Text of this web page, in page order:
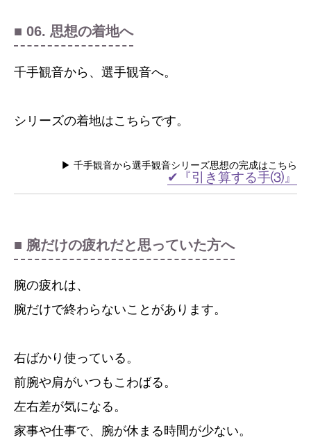
■ 06. 思想の着地へ
千手観音から、選手観音へ。
シリーズの着地はこちらです。
▶ 千手観音から選手観音シリーズ思想の完成はこちら
✔『引き算する手⑶』
■ 腕だけの疲れだと思っていた方へ
腕の疲れは、
腕だけで終わらないことがあります。
右ばかり使っている。
前腕や肩がいつもこわばる。
左右差が気になる。
家事や仕事で、腕が休まる時間が少ない。